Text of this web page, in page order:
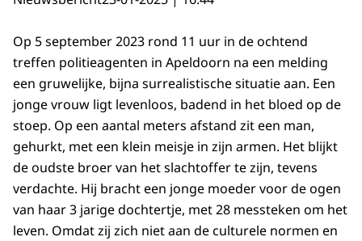
Op 5 september 2023 rond 11 uur in de ochtend
treffen politieagenten in Apeldoorn na een melding
een gruwelijke, bijna surrealistische situatie aan. Een
jonge vrouw ligt levenloos, badend in het bloed op de
stoep. Op een aantal meters afstand zit een man,
gehurkt, met een klein meisje in zijn armen. Het blijkt
de oudste broer van het slachtoffer te zijn, tevens
verdachte. Hij bracht een jonge moeder voor de ogen
van haar 3 jarige dochtertje, met 28 messteken om het
leven. Omdat zij zich niet aan de culturele normen en